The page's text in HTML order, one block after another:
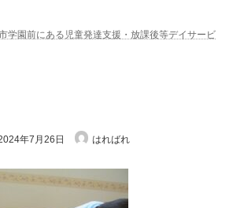
学園前にある児童発達支援・放課後等デイサービ
年7月26日 はればれ